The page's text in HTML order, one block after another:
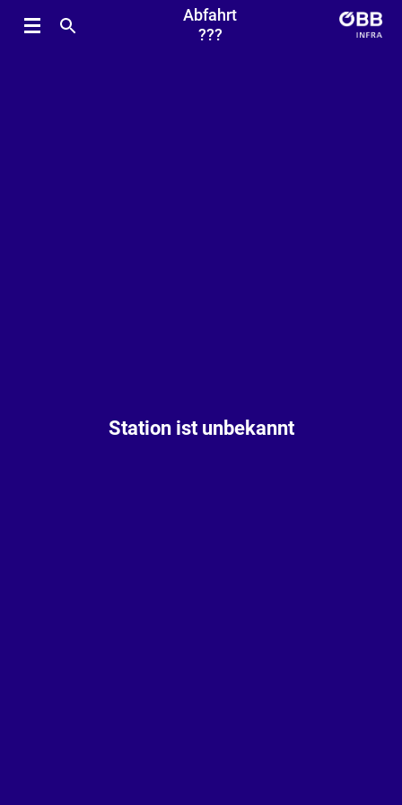
Abfahrt
???
Station ist unbekannt